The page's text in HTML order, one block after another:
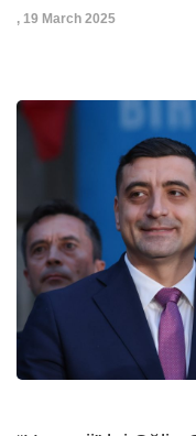
, 19 March 2025